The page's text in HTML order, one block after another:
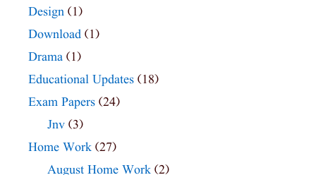
Design (1)
Download (1)
Drama (1)
Educational Updates (18)
Exam Papers (24)
Jnv (3)
Home Work (27)
August Home Work (2)